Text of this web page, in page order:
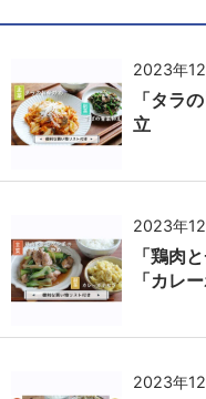
2023年12
「タラ
立
2023年12
「鶏肉
「カレ
2023年12